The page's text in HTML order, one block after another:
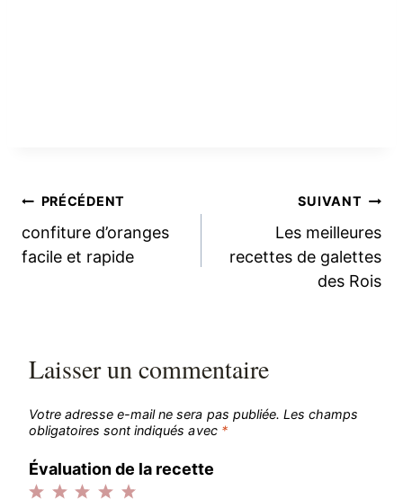
Navigation
de
PRÉCÉDENT
confiture d’oranges
facile et rapide
SUIVANT
Les meilleures
recettes de galettes
des Rois
Laisser un commentaire
Votre adresse e-mail ne sera pas publiée. Les champs
obligatoires sont indiqués avec *
Évaluation de la recette